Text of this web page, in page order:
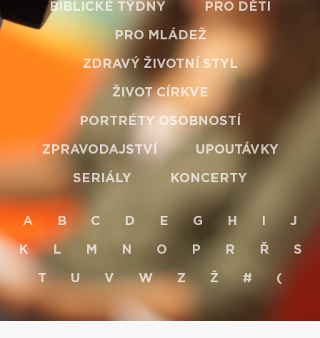
BIBLICKÉ TÝDNY PRO DĚTI
PRO MLÁDEŽ
ZDRAVÝ ŽIVOTNÍ STYL
ŽIVOT CÍRKVE
PORTRÉTY OSOBNOSTÍ
ZPRAVODAJSTVÍ UPOUTÁVKY
SERIÁLY KONCERTY
A B C D E G H J
K L M N O P R Ř S
T U V W Z Ž # (